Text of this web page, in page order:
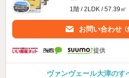
1階 / 2LDK / 57.39㎡
お問い合わせ
提供
ヴァンヴェール大津のす